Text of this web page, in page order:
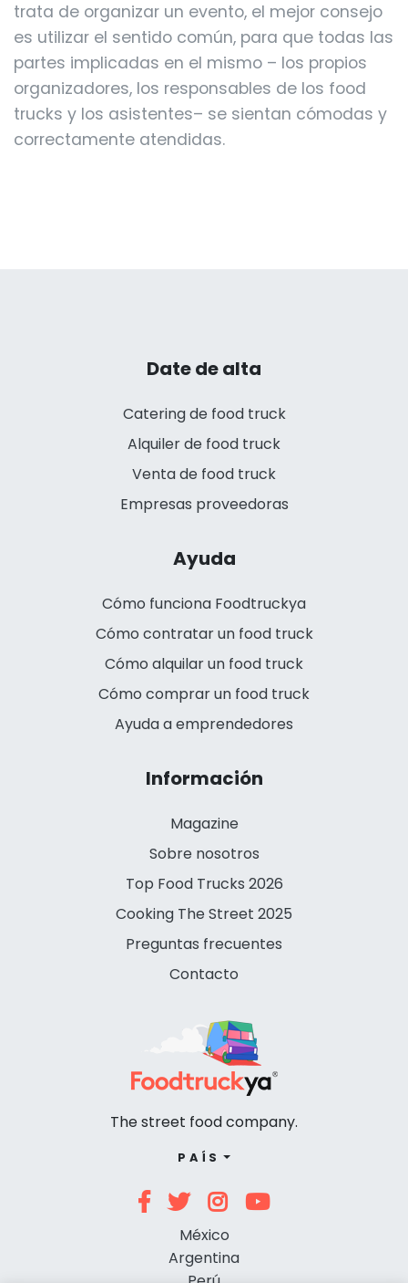
trata de organizar un evento, el mejor consejo
es utilizar el sentido común, para que todas las
partes implicadas en el mismo – los propios
organizadores, los responsables de los food
trucks y los asistentes– se sientan cómodas y
correctamente atendidas.
Date de alta
Catering de food truck
Alquiler de food truck
Venta de food truck
Empresas proveedoras
Ayuda
Cómo funciona Foodtruckya
Cómo contratar un food truck
Cómo alquilar un food truck
Cómo comprar un food truck
Ayuda a emprendedores
Información
Magazine
Sobre nosotros
Top Food Trucks 2026
Cooking The Street 2025
Preguntas frecuentes
Contacto
The street food company.
PAÍS
México
Argentina